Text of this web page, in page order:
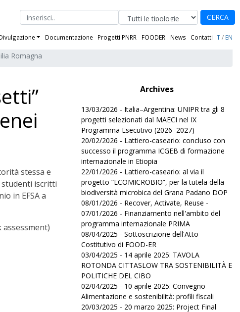
Documentazione Progetti PNRR FOODER News Contatti IT/ EN
CERCA
Romagna
stessa e
studenti iscritti
in EFSA a
Archives
13/03/2026 - Italia–Argentina: UNIPR tra gli 8
progetti selezionati dal MAECI nel IX
Programma Esecutivo (2026–2027)
20/02/2026 - Lattiero-caseario: concluso con
successo il programma ICGEB di formazione
internazionale in Etiopia
22/01/2026 - Lattiero-caseario: al via il
progetto “ECOMICROBIO”, per la tutela della
biodiversità microbica del Grana Padano DOP
08/01/2026 - Recover, Activate, Reuse -
07/01/2026 - Finanziamento nell'ambito del
programma internazionale PRIMA
08/04/2025 - Sottoscrizione dell'Atto
Costitutivo di FOOD-ER
03/04/2025 - 14 aprile 2025: TAVOLA
ROTONDA CITTASLOW TRA SOSTENIBILITÀ E
POLITICHE DEL CIBO
02/04/2025 - 10 aprile 2025: Convegno
Alimentazione e sostenibilità: profili fiscali
20/03/2025 - 20 marzo 2025: Project Final